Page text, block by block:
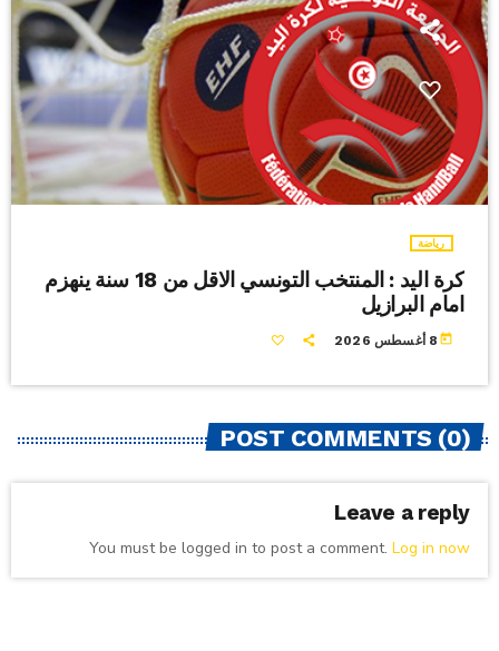
رياضة
كرة اليد : المنتخب التونسي الاقل من 18 سنة ينهزم
امام البرازيل
today 8 أغسطس 2026
POST COMMENTS (0)
Leave a reply
You must be logged in to post a comment. Log in now